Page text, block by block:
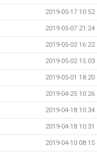
2019-05-17 10:52
2019-05-07 21:24
2019-05-02 16:22
2019-05-02 15:03
2019-05-01 18:20
2019-04-25 10:26
2019-04-18 10:34
2019-04-18 10:31
2019-04-10 08:15